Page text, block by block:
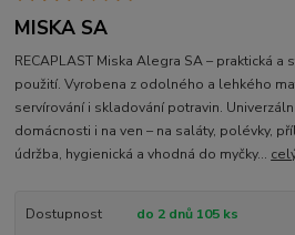
MISKA SA
RECAPLAST Miska Alegra SA – praktická
použití. Vyrobena z odolného a lehkého
servírování i skladování potravin.
domácnosti i na ven – na saláty, polévky,
údržba, hygienická a vhodná do myčky...
Dostupnost
do 2 dnů 105 ks